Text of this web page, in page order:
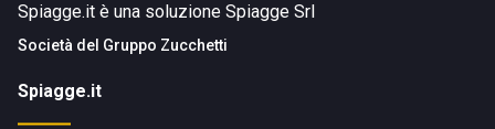
Spiagge.it è una soluzione Spiagge Srl
Società del Gruppo Zucchetti
Spiagge.it